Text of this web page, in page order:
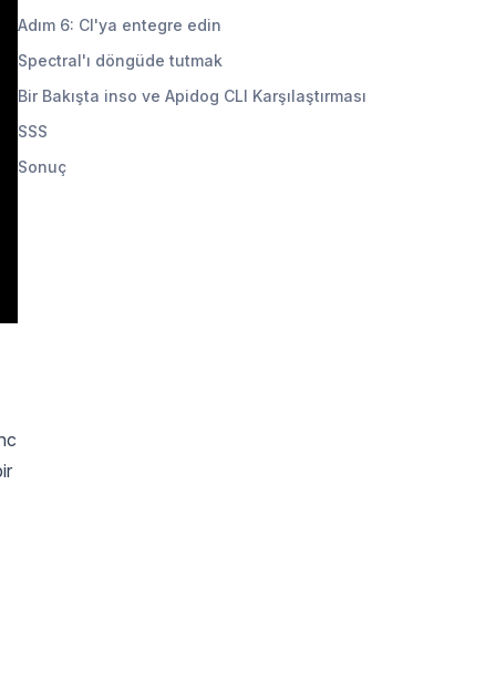
Adım 6: CI'ya entegre edin
Spectral'ı döngüde tutmak
Bir Bakışta inso ve Apidog CLI Karşılaştırması
SSS
Sonuç